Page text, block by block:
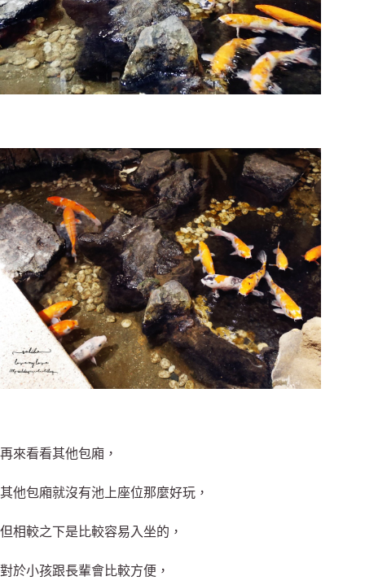
再來看看其他包廂，
其他包廂就沒有池上座位那麼好玩，
但相較之下是比較容易入坐的，
對於小孩跟長輩會比較方便，